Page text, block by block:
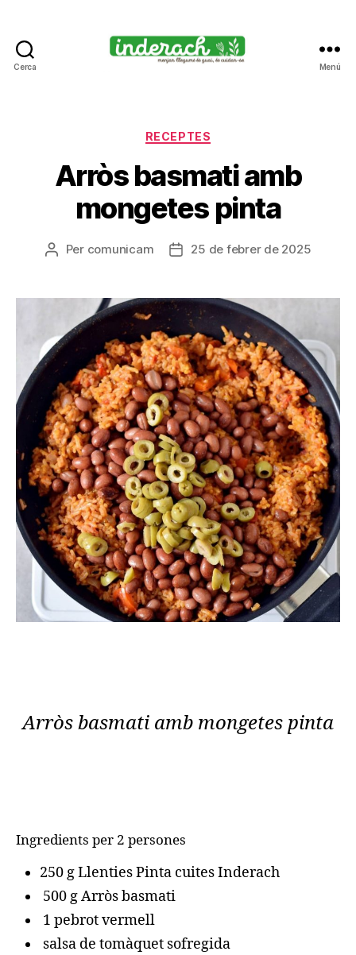
Cerca
Passió
pels
llegums
cuits
Menú
Categories
RECEPTES
Arròs basmati amb
mongetes pinta
Autor
Per comunicam
Data25 de febrer de 2025
Arròs basmati amb mongetes pinta
Ingredients per 2 persones
250 g Llenties Pinta cuites Inderach
500 g Arròs basmati
1 pebrot vermell
salsa de tomàquet sofregida